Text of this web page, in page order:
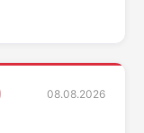
08.08.2026